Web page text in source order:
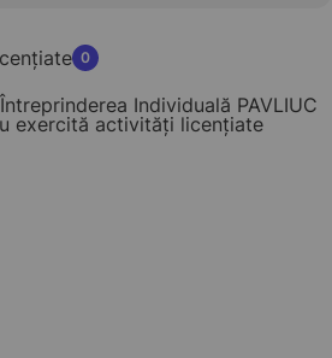
0
Individuală PAVLIUC
exercită activități licențiate